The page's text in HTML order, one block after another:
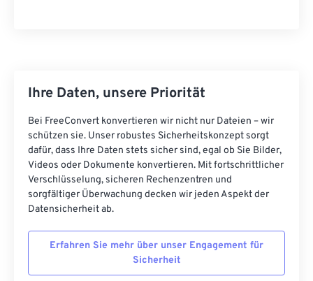
Ihre Daten, unsere Priorität
Bei FreeConvert konvertieren wir nicht nur Dateien – wir
schützen sie. Unser robustes Sicherheitskonzept sorgt
dafür, dass Ihre Daten stets sicher sind, egal ob Sie Bilder,
Videos oder Dokumente konvertieren. Mit fortschrittlicher
Verschlüsselung, sicheren Rechenzentren und
sorgfältiger Überwachung decken wir jeden Aspekt der
Datensicherheit ab.
Erfahren Sie mehr über unser Engagement für
Sicherheit